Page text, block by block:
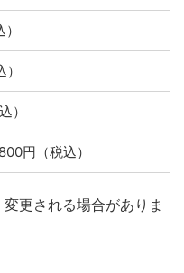
）
円（税込）
更される場合がありま